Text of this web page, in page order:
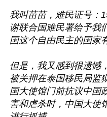
我叫苗苗，难民证号：
谢联合国难民署给予我
国这个自由民主的国家
但是，我又感到很遗憾
被关押在泰国移民局监
国大使馆门前抗议中国
害和虐杀时，中国大使